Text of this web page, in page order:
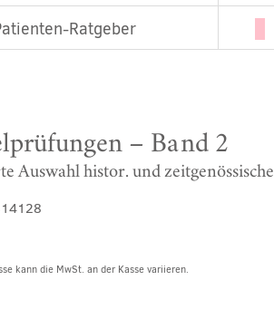
Ratgeber
– Band 2
Auswahl histor. und
kann die MwSt. an der Kasse variieren.